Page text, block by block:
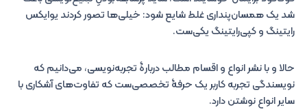
شد یک همسان‌پنداری غلط شایع شود: خیلی‌ها تصور کردند یوایکس
رایتینگ و کپی‌رایتینگ یکی‌ست.
حالا و با نشر انواع و اقسام مطالب دربارۀ تجربه‌نویسی، می‌دانیم که
نویسندگی تجربه کاربر یک حرفۀ تخصصی‌ست که تفاوت‌های آشکاری با
سایر انواع نوشتن دارد.